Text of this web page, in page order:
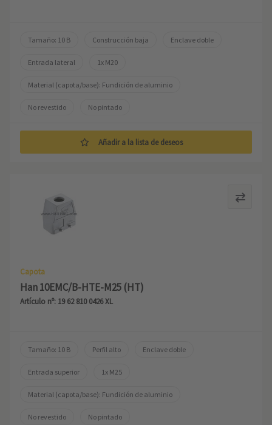
Tamaño: 10 B Construcción baja Enclave doble
Entrada lateral 1x M20
Material (capota/base): Fundición de aluminio
No revestido No pintado
Añadir a la lista de deseos
Capota
Han 10EMC/B-HTE-M25 (HT)
Artículo nº: 19 62 810 0426 XL
Tamaño: 10 B Perfil alto Enclave doble
Entrada superior 1x M25
Material (capota/base): Fundición de aluminio
No revestido No pintado